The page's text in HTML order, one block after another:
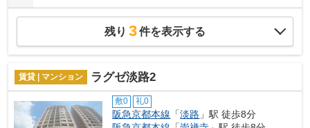
残り 3件を表示する
賃貸 | マンション ラグゼ淡路2
敷0 礼0
阪急京都本線 「淡路 」駅 徒歩8分